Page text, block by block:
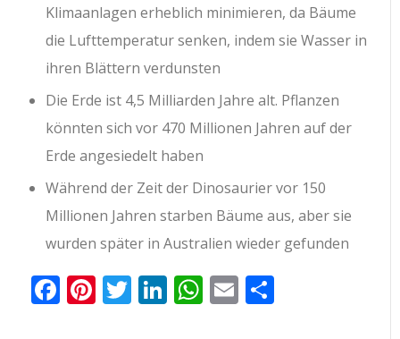
Klimaanlagen erheblich minimieren, da Bäume
die Lufttemperatur senken, indem sie Wasser in
ihren Blättern verdunsten
Die Erde ist 4,5 Milliarden Jahre alt. Pflanzen
könnten sich vor 470 Millionen Jahren auf der
Erde angesiedelt haben
Während der Zeit der Dinosaurier vor 150
Millionen Jahren starben Bäume aus, aber sie
wurden später in Australien wieder gefunden
Facebook
Pinterest
Twitter
LinkedIn
WhatsApp
Email